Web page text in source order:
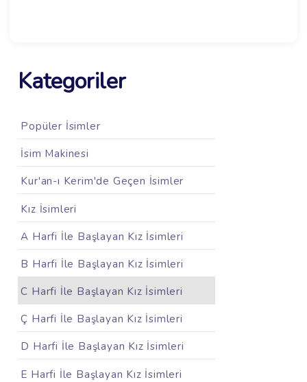
Kategoriler
Popüler İsimler
İsim Makinesi
Kur'an-ı Kerim'de Geçen İsimler
Kız İsimleri
A Harfi İle Başlayan Kız İsimleri
B Harfi İle Başlayan Kız İsimleri
C Harfi İle Başlayan Kız İsimleri
Ç Harfi İle Başlayan Kız İsimleri
D Harfi İle Başlayan Kız İsimleri
E Harfi İle Başlayan Kız İsimleri